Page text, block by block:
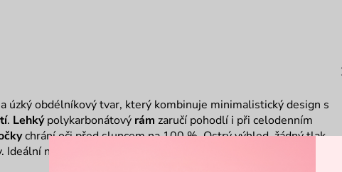
úzký obdélníkový tvar, který kombinuje minimalistický design s
. Lehkýpolykarbonátový rám zaručí pohodlí i při celodenním
chrání oči před sluncem na 100 %. Ostrý výhled, žádný tlak,
na každý den.